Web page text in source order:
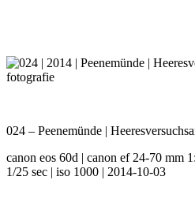
024 – Peenemünde |
canon eos 60d | canon ef 24-70 mm
1/25 sec | iso 1000 | 2014-10-03